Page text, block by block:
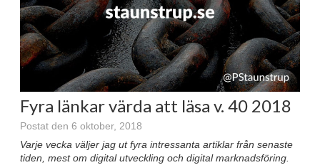
Fyra länkar värda att läsa v. 40 2018
Postat den 6 oktober, 2018
Varje vecka väljer jag ut fyra intressanta artiklar från senaste
tiden, mest om digital utveckling och digital marknadsföring.